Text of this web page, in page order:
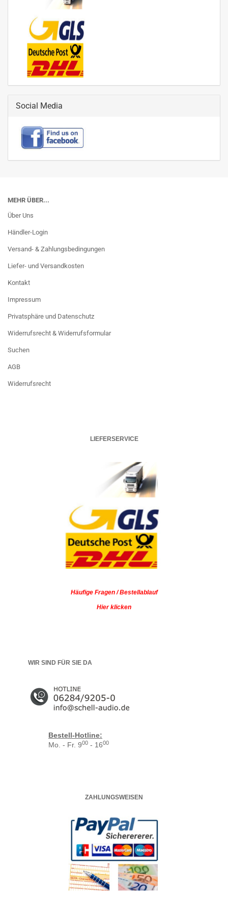
Social Media
MEHR ÜBER...
Über Uns
Händler-Login
Versand- & Zahlungsbedingungen
Liefer- und Versandkosten
Kontakt
Impressum
Privatsphäre und Datenschutz
Widerrufsrecht & Widerrufsformular
Suchen
AGB
Widerrufsrecht
LIEFERSERVICE
Häufige Fragen / Bestellablauf
Hier klicken
WIR SIND FÜR SIE DA
Bestell-Hotline:
Mo. - Fr. 900 - 1600
ZAHLUNGSWEISEN